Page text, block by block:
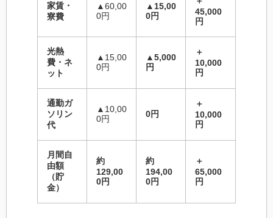
家賃・
寮費
▲60,00
0円
▲15,00
0円
45,000
円
光熱
費・ネ
ット
▲15,00
0円
▲5,000
円
＋
10,000
円
通勤ガ
ソリン
代
▲10,00
0円
0円
＋
10,000
円
月間自
由額
（貯
金）
約
129,00
0円
約
194,00
0円
＋
65,000
円